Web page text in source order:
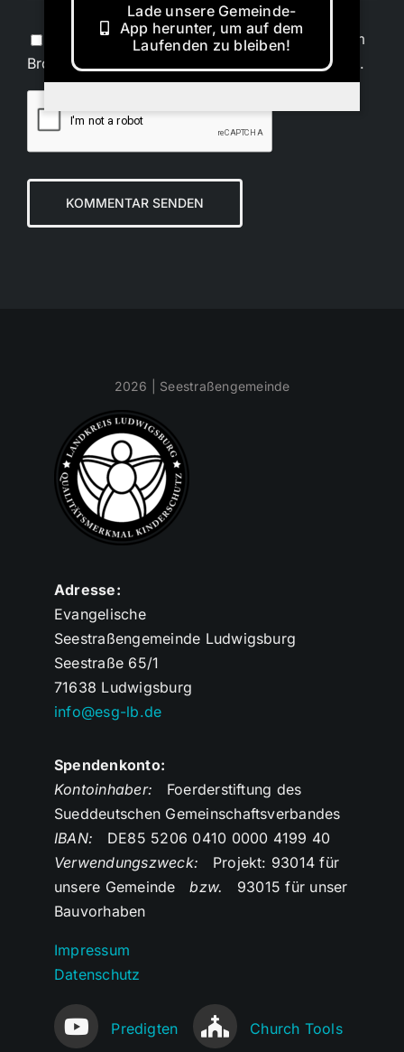
Meinen Namen, E-Mail und Website in diesem
Browser speichern, bis ich wieder kommentiere.
2026 | Seestraßengemeinde
Adresse:
Evangelische
Seestraßengemeinde Ludwigsburg
Seestraße 65/1
71638 Ludwigsburg
info@esg-lb.de
Spendenkonto:
Kontoinhaber: Foerderstiftung des
Sueddeutschen Gemeinschaftsverbandes
IBAN: DE85 5206 0410 0000 4199 40
Verwendungszweck: Projekt: 93014 für
unsere Gemeindebzw.
93015 für unser
Bauvorhaben
Impressum
Datenschutz
Predigten Church Tools
Lade unsere Gemeinde-
App herunter, um auf dem
Laufenden zu bleiben!